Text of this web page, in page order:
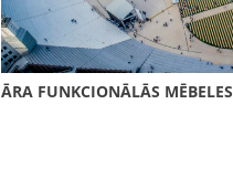
ĀRA FUNKCIONĀLĀS MĒBELES